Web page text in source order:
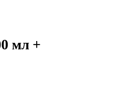
мл +